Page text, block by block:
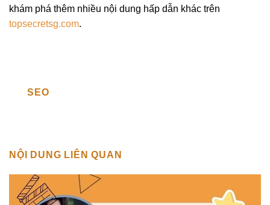
khám phá thêm nhiều nội dung hấp dẫn khác trên
topsecretsg.com.
SEO
NỘI DUNG LIÊN QUAN